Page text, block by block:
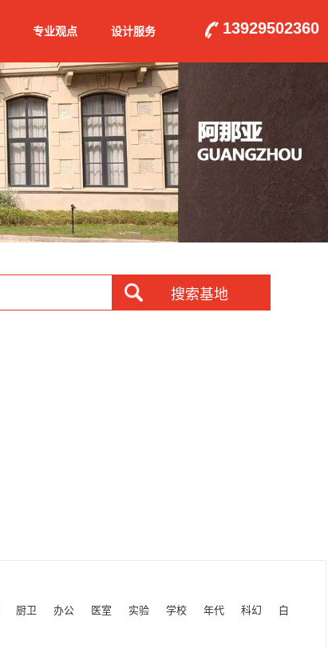
专业观点 设计服务 13929502360
搜索基地
厨卫 办公 医室 实验 学校 年代 科幻
白